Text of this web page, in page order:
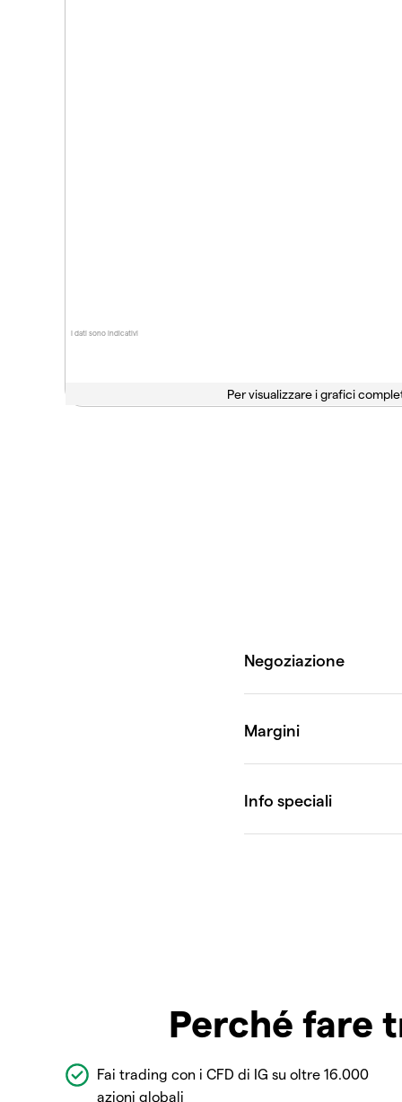
I dati sono indicativi
Per visualizzare i grafici
Perché fare
Fai trading con i CFD di IG su oltre 16.000
azioni globali